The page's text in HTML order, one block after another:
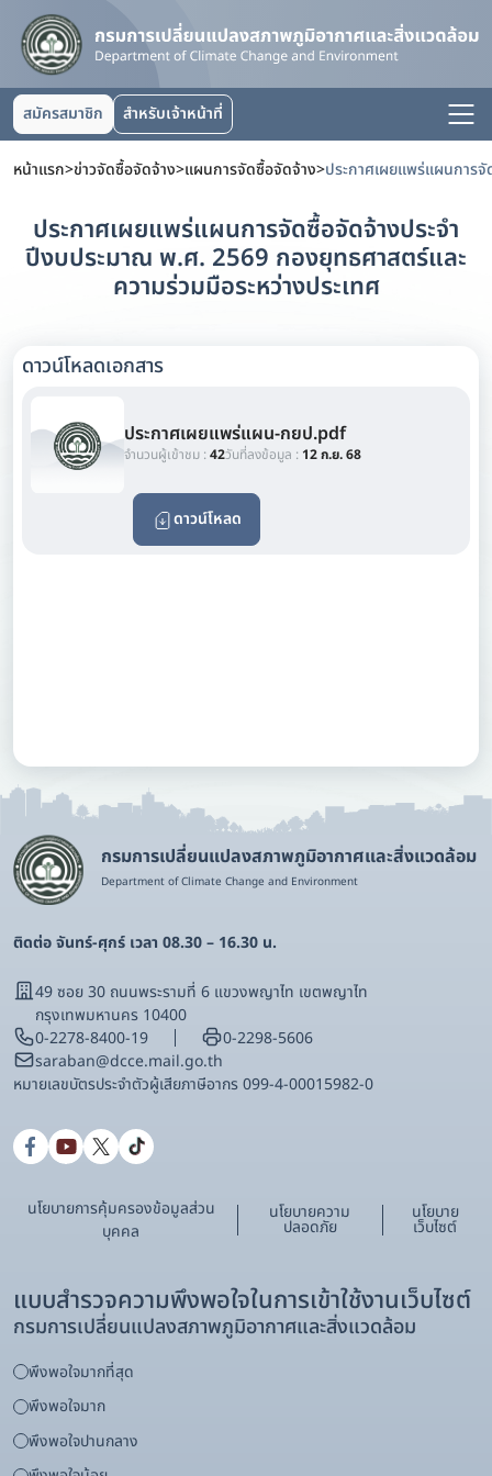
สมัครสมาชิก สำหรับเจ้าหน้าที่
หน้าแรก>ข่าวจัดซื้อจัดจ้าง>แผนการจัดซื้อจัดจ้าง>
ประกาศเผยแพร่แผนการจัดซื้อจัดจ้างประจำ
ปีงบประมาณ พ.ศ. 2569 กองยุทธศาสตร์และ
ความร่วมมือระหว่างประเทศ
ดาวน์โหลดเอกสาร
ประกาศเผยแพร่แผน-กยป.pdf
จำนวนผู้เข้าชม :42วันที่ลงข้อมูล : 12 ก.ย. 68
ดาวน์โหลด
กรมการเปลี่ยนแปลงสภาพภูมิอากาศและสิ่งแวดล้อม
Department of Climate Change and Environment
ติดต่อ จันทร์-ศุกร์ เวลา 08.30 – 16.30 น.
49 ซอย 30 ถนนพระรามที่ 6 แขวงพญาไท เขตพญาไท
กรุงเทพมหานคร 10400
0-2278-8400-19
0-2298-5606
saraban@dcce.mail.go.th
หมายเลขบัตรประจําตัวผู้เสียภาษีอากร 099-4-00015982-0
นโยบายการคุ้มครองข้อมูลส่วน
บุคคล
นโยบายความ
ปลอดภัย
นโยบาย
เว็บไซต์
แบบสำรวจความพึงพอใจในการเข้าใช้งานเว็บไซต์
กรมการเปลี่ยนแปลงสภาพภูมิอากาศและสิ่งแวดล้อม
พึงพอใจมากที่สุด
พึงพอใจมาก
พึงพอใจปานกลาง